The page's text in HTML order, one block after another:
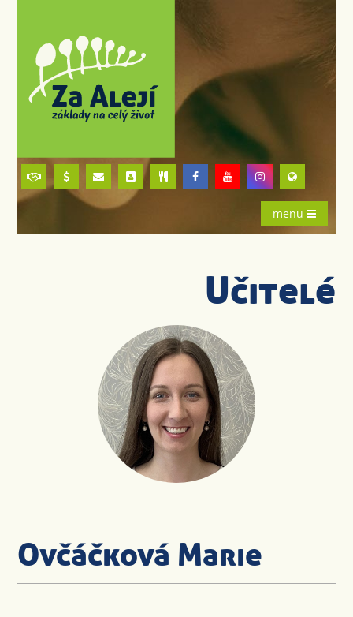
menu
Učitelé
Ovčáčková Marie